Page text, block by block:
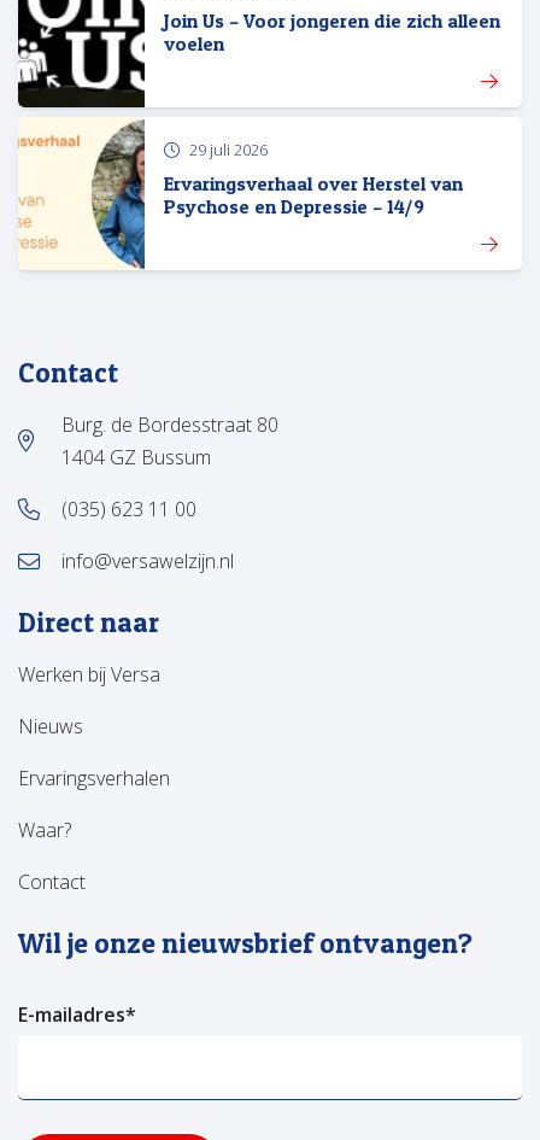
Join Us – Voor jongeren die zich alleen
voelen
Ervaringsverhaal over Herstel van
Psychose en Depressie – 14/9
29 juli 2026
Contact
Burg. de Bordesstraat 80
1404 GZ Bussum
(035) 623 11 00
info@versawelzijn.nl
Direct naar
Werken bij Versa
Nieuws
Ervaringsverhalen
Waar?
Contact
Wil je onze nieuwsbrief ontvangen?
E-mailadres*